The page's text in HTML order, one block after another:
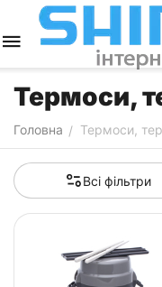
Термоси,
Головна / Термоси,
Всі фільтри